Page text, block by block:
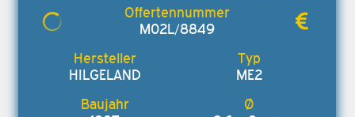
M02L/8849
HILGELAND ME2